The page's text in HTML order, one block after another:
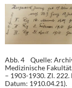
Abb. 4 Quelle:
Medizinische
– 1903-1930. Zl. 222.
Datum: 1910.04.21).